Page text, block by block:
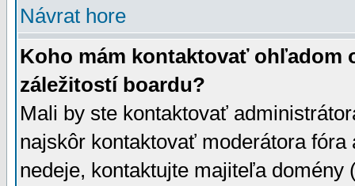
Návrat hore
Koho mám kontaktovať ohľadom
záležitostí boardu?
Mali by ste kontaktovať
najskôr kontaktovať moderátora
nedeje, kontaktujte majiteľa